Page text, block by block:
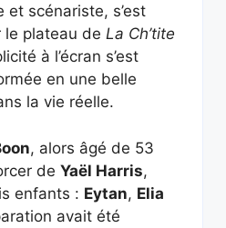
scénariste, s’est
le plateau de La Ch’tite
à l’écran s’est
en une belle
la vie réelle.
, alors âgé de 53
de Yaël Harris,
enfants : Eytan, Elia
avait été